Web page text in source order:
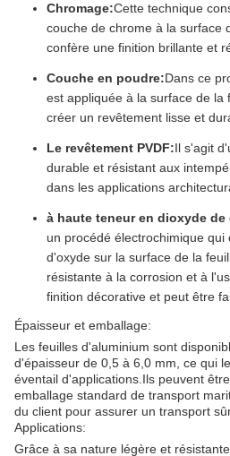
Chromage:Cette technique
couche de chrome à la surface
confère une finition brillante et
Couche en poudre:Dans ce
est appliquée à la surface de la
créer un revêtement lisse et
Le revêtement PVDF:Il s'agit
durable et résistant aux
dans les applications
à haute teneur en dioxyde de
un procédé électrochimique
d'oxyde sur la surface de la
résistante à la corrosion et à
finition décorative et peut être
Épaisseur et emballage:
Les feuilles d'aluminium sont
d'épaisseur de 0,5 à 6,0 mm, ce qui
éventail d'applications.Ils peuvent
emballage standard de transport
du client pour assurer un transport sûr
Applications:
Grâce à sa nature légère et